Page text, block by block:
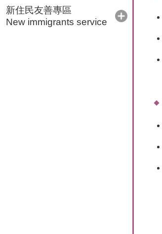
新住民友善專區
New immigrants service